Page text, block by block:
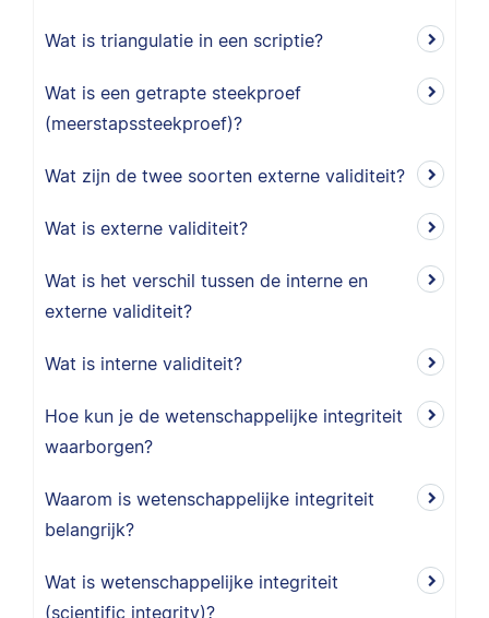
Wat is triangulatie in een scriptie?
Wat is een getrapte steekproef
(meerstapssteekproef)?
Wat zijn de twee soorten externe validiteit?
Wat is externe validiteit?
Wat is het verschil tussen de interne en
externe validiteit?
Wat is interne validiteit?
Hoe kun je de wetenschappelijke integriteit
waarborgen?
Waarom is wetenschappelijke integriteit
belangrijk?
Wat is wetenschappelijke integriteit
(scientific integrity)?